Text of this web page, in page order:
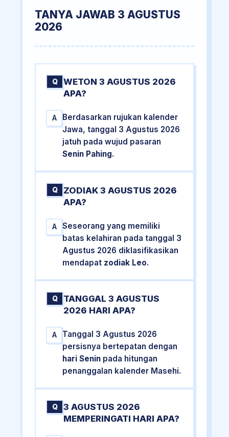
TANYA JAWAB 3 AGUSTUS
2026
Q
WETON 3 AGUSTUS 2026
APA?
A
Berdasarkan rujukan kalender
Jawa, tanggal 3 Agustus 2026
jatuh pada wujud pasaran
Senin Pahing.
Q
ZODIAK 3 AGUSTUS 2026
APA?
A
Seseorang yang memiliki
batas kelahiran pada tanggal 3
Agustus 2026 diklasifikasikan
mendapat zodiak Leo.
Q
TANGGAL 3 AGUSTUS
2026 HARI APA?
A
Tanggal 3 Agustus 2026
persisnya bertepatan dengan
hari Senin pada hitungan
penanggalan kalender Masehi.
Q
3 AGUSTUS 2026
MEMPERINGATI HARI APA?